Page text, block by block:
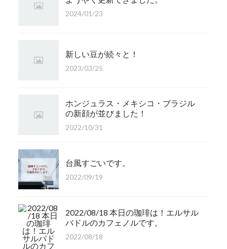
2024/01/23
新しい豆が続々と！
2023/03/25
ホンジュラス・メキシコ・ブラジル
の新顔が並びました！
2022/10/31
台風すごいです。
2022/09/19
2022/08/18 本日の珈琲は！エルサル
バドルのカフェノルです。
2022/08/18